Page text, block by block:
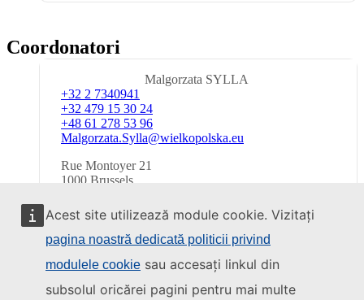
Acest site utilizează module cookie. Vizitați
pagina noastră dedicată politicii privind
modulele cookie sau accesați linkul din
subsolul oricărei pagini pentru mai multe
Coordonatori
Malgorzata SYLLA
Telephone
number
+32 2 7340941
Telephone
number
+32 479 15 30 24
Telephone
number
+48 61 278 53 96
Email
Malgorzata.Sylla@wielkopolska.eu
Address
Rue Montoyer 21
1000 Brussels
Joanna Kubiak
number
Telephone
+ 48 61 278 53 95